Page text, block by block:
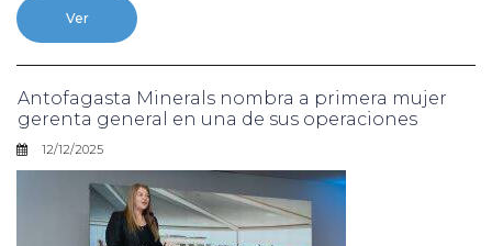
Ver
Antofagasta Minerals nombra a primera mujer
gerenta general en una de sus operaciones
12/12/2025